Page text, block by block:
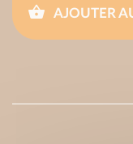
AJOUTER